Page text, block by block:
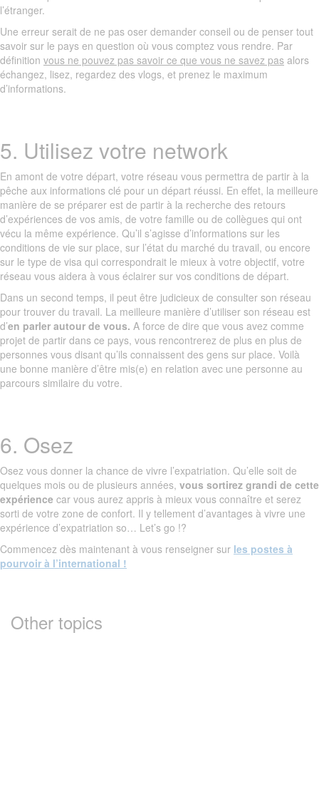
l’étranger.
Une erreur serait de ne pas oser demander conseil ou de penser tout
savoir sur le pays en question où vous comptez vous rendre. Par
définition vous ne pouvez pas savoir ce que vous ne savez pas alors
échangez, lisez, regardez des vlogs, et prenez le maximum
d’informations.
5. Utilisez votre network
En amont de votre départ, votre réseau vous permettra de partir à la
pêche aux informations clé pour un départ réussi. En effet, la meilleure
manière de se préparer est de partir à la recherche des retours
d’expériences de vos amis, de votre famille ou de collègues qui ont
vécu la même expérience. Qu’il s’agisse d’informations sur les
conditions de vie sur place, sur l’état du marché du travail, ou encore
sur le type de visa qui correspondrait le mieux à votre objectif, votre
réseau vous aidera à vous éclairer sur vos conditions de départ.
Dans un second temps, il peut être judicieux de consulter son réseau
pour trouver du travail. La meilleure manière d’utiliser son réseau est
d’en parler autour de vous. A force de dire que vous avez comme
projet de partir dans ce pays, vous rencontrerez de plus en plus de
personnes vous disant qu’ils connaissent des gens sur place. Voilà
une bonne manière d’être mis(e) en relation avec une personne au
parcours similaire du votre.
6. Osez
Osez vous donner la chance de vivre l’expatriation. Qu’elle soit de
quelques mois ou de plusieurs années, vous sortirez grandi de cette
expérience car vous aurez appris à mieux vous connaître et serez
sorti de votre zone de confort. Il y tellement d’avantages à vivre une
expérience d’expatriation so… Let’s go !?
Commencez dès maintenant à vous renseigner sur les postes à
pourvoir à l’international !
Other topics